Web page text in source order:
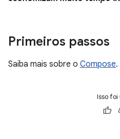
Primeiros passos
Saiba mais sobre o Compose.
Isso foi